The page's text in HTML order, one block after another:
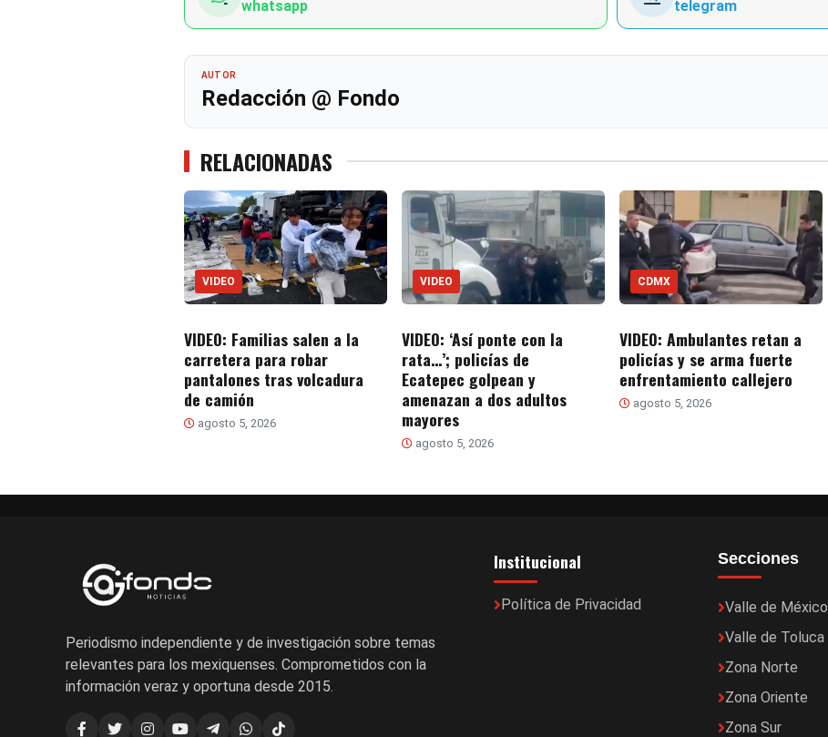
whatsapp
telegram
AUTOR
Redacción @ Fondo
RELACIONADAS
VIDEO
VIDEO: Familias salen a la
carretera para robar
pantalones tras volcadura
de camión
agosto 5, 2026
VIDEO
VIDEO: ‘Así ponte con la
rata…’; policías de
Ecatepec golpean y
amenazan a dos adultos
mayores
agosto 5, 2026
CDMX
VIDEO: Ambulantes retan a
policías y se arma fuerte
enfrentamiento callejero
agosto 5, 2026
Periodismo independiente y de investigación sobre temas
relevantes para los mexiquenses. Comprometidos con la
información veraz y oportuna desde 2015.
Institucional
Política de Privacidad
Secciones
Valle de México
Valle de Toluca
Zona Norte
Zona Oriente
Zona Sur